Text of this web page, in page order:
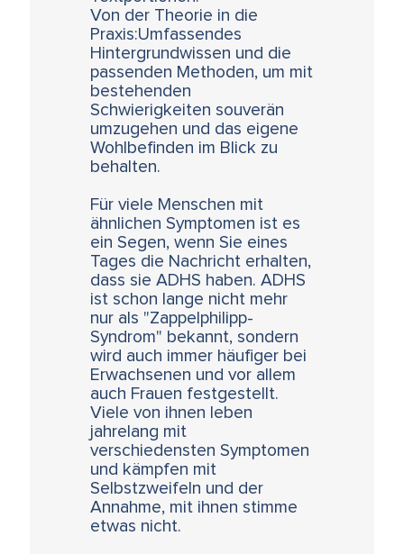
Von der Theorie in die
Praxis:Umfassendes
Hintergrundwissen und die
passenden Methoden, um mit
bestehenden
Schwierigkeiten souverän
umzugehen und das eigene
Wohlbefinden im Blick zu
behalten.
Für viele Menschen mit
ähnlichen Symptomen ist es
ein Segen, wenn Sie eines
Tages die Nachricht erhalten,
dass sie ADHS haben. ADHS
ist schon lange nicht mehr
nur als "Zappelphilipp-
Syndrom" bekannt, sondern
wird auch immer häufiger bei
Erwachsenen und vor allem
auch Frauen festgestellt.
Viele von ihnen leben
jahrelang mit
verschiedensten Symptomen
und kämpfen mit
Selbstzweifeln und der
Annahme, mit ihnen stimme
etwas nicht.